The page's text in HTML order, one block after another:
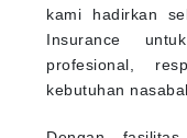
kami hadirkan
Insurance
profesional,
kebutuhan